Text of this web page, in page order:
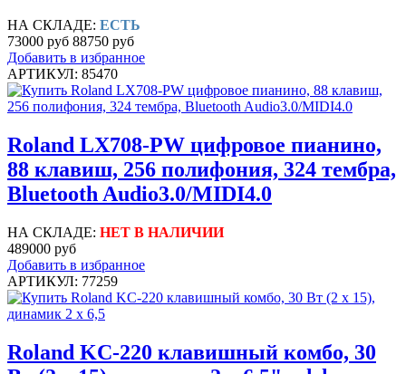
НА СКЛАДЕ: ЕСТЬ
73000 руб 88750 руб
Добавить в избранное
АРТИКУЛ: 85470
Roland LX708-PW цифровое пианино,
88 клавиш, 256 полифония, 324 тембра,
Bluetooth Audio3.0/MIDI4.0
НА СКЛАДЕ: НЕТ В НАЛИЧИИ
489000 руб
Добавить в избранное
АРТИКУЛ: 77259
Roland KC-220 клавишный комбо, 30